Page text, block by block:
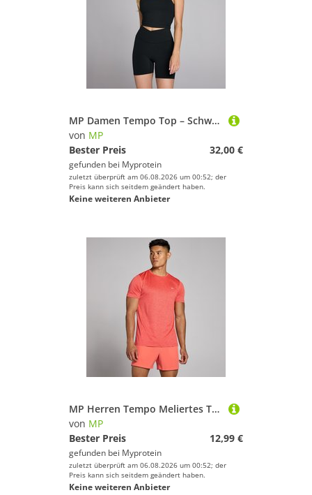
MP Damen Tempo Top – Schwarz - XXS
von MP
Bester Preis
32,00 €
gefunden bei Myprotein
zuletzt überprüft am 06.08.2026 um 00:52; der
Preis kann sich seitdem geändert haben.
Keine weiteren Anbieter
MP Herren Tempo Meliertes T-Shirt – Korallenrot - XS
von MP
Bester Preis
12,99 €
gefunden bei Myprotein
zuletzt überprüft am 06.08.2026 um 00:52; der
Preis kann sich seitdem geändert haben.
Keine weiteren Anbieter